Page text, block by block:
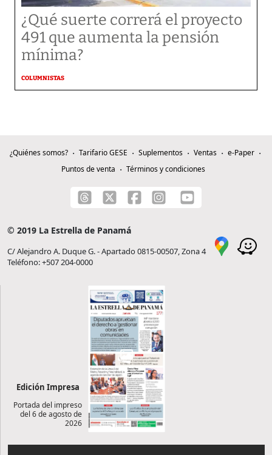
¿Qué suerte correrá el proyecto
491 que aumenta la pensión
mínima?
COLUMNISTAS
¿Quiénes somos? Tarifario GESE Suplementos Ventas
e-Paper
Puntos de venta
Términos y condiciones
© 2019 La Estrella de Panamá
C/ Alejandro A. Duque G. - Apartado 0815-00507, Zona 4
Teléfono: +507 204-0000
Edición Impresa
Portada del impreso
del 6 de agosto de
2026